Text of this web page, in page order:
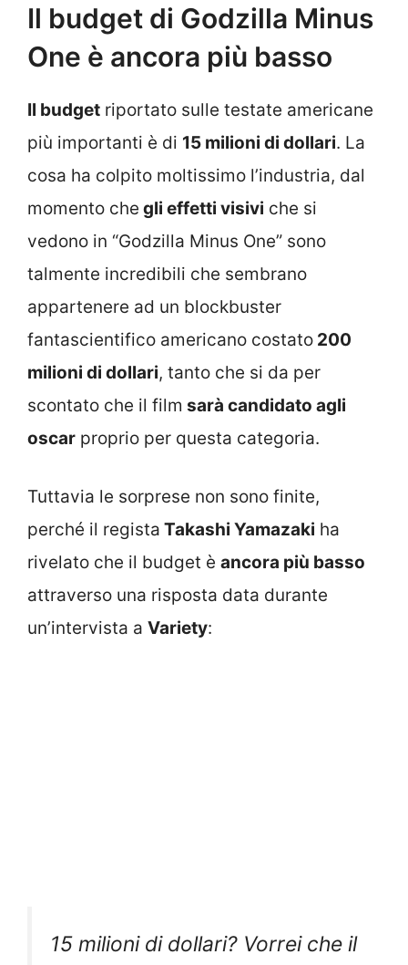
Il budget di Godzilla Minus
One è ancora più basso
Il budget riportato sulle testate americane
più importanti è di 15 milioni di dollari. La
cosa ha colpito moltissimo l’industria, dal
momento che gli effetti visivi che si
vedono in “Godzilla Minus One” sono
talmente incredibili che sembrano
appartenere ad un blockbuster
fantascientifico americano costato 200
milioni di dollari, tanto che si da per
scontato che il film sarà candidato agli
oscar proprio per questa categoria.
Tuttavia le sorprese non sono finite,
perché il regista Takashi Yamazaki ha
rivelato che il budget è ancora più basso
attraverso una risposta data durante
un’intervista a Variety:
15 milioni di dollari? Vorrei che il